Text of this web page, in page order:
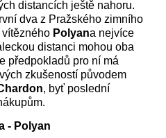
distancích ještě nahoru.
dva z Pražského zimního
vítězného Polyana nejvíce
distanci mohou oba
předpokladů pro ní má
zkušeností původem
, byť poslední
- Polyan